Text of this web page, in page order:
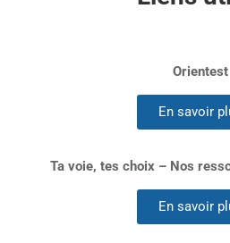
Orientest
En savoir
Ta voie, tes choix – Nos
En savoir